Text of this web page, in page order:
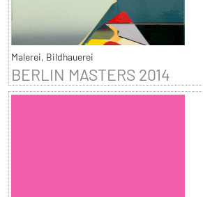
Malerei, Bildhauerei
BERLIN MASTERS 2014